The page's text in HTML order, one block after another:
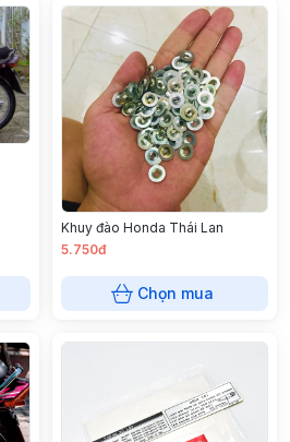
Khuy đào Honda Thái Lan
5.750đ
Chọn mua